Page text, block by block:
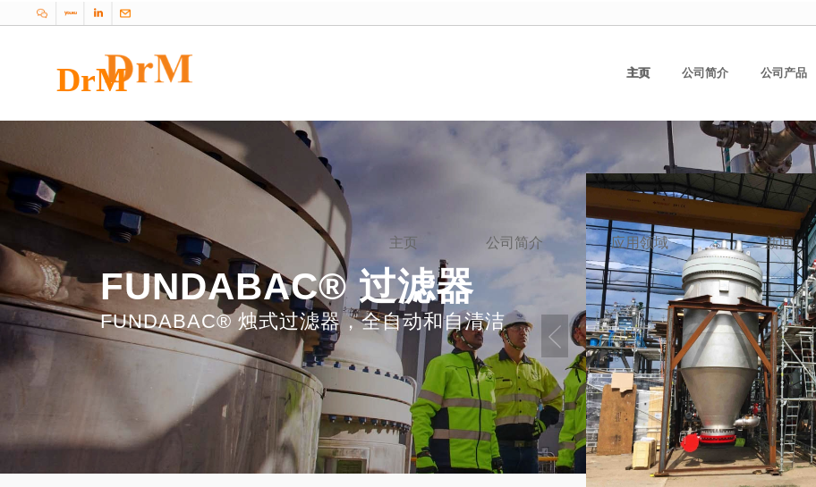
DrM 主页 公司简介
主页 公司产品
FUNDABAC® 过滤器
FUNDABAC® 过滤器
FUNDABAC® 烛式过滤器，全自动和自清洁
主页 公司简介 应用领域 新闻